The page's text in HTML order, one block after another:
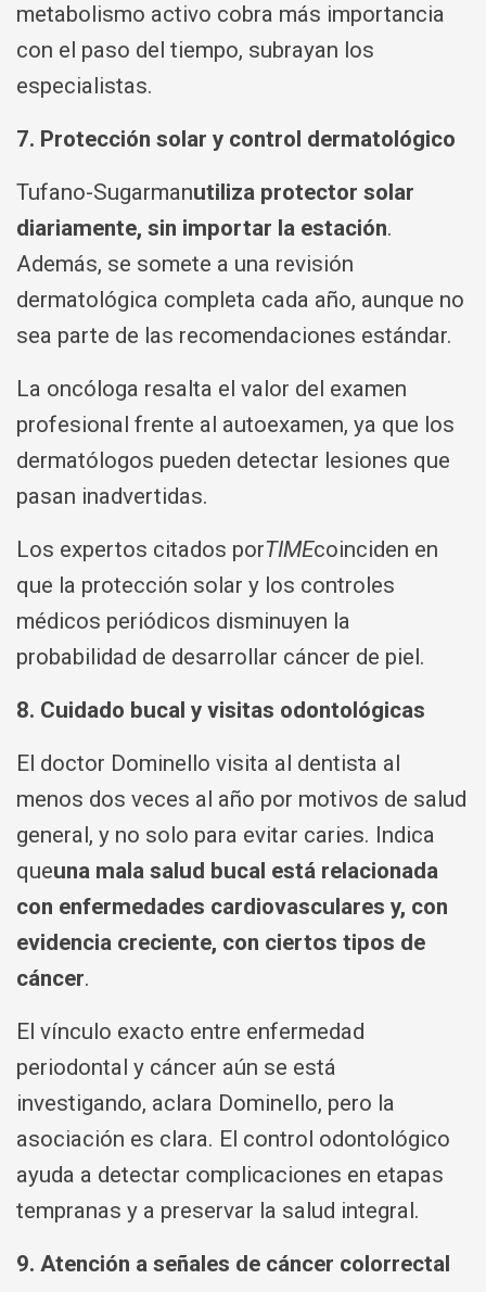
metabolismo activo cobra más importancia
con el paso del tiempo, subrayan los
especialistas.
7. Protección solar y control dermatológico
Tufano-Sugarmanutiliza protector solar
diariamente, sin importar la estación.
Además, se somete a una revisión
dermatológica completa cada año, aunque no
sea parte de las recomendaciones estándar.
La oncóloga resalta el valor del examen
profesional frente al autoexamen, ya que los
dermatólogos pueden detectar lesiones que
pasan inadvertidas.
Los expertos citados porTIMEcoinciden en
que la protección solar y los controles
médicos periódicos disminuyen la
probabilidad de desarrollar cáncer de piel.
8. Cuidado bucal y visitas odontológicas
El doctor Dominello visita al dentista al
menos dos veces al año por motivos de salud
general, y no solo para evitar caries. Indica
queuna mala salud bucal está relacionada
con enfermedades cardiovasculares y, con
evidencia creciente, con ciertos tipos de
cáncer.
El vínculo exacto entre enfermedad
periodontal y cáncer aún se está
investigando, aclara Dominello, pero la
asociación es clara. El control odontológico
ayuda a detectar complicaciones en etapas
tempranas y a preservar la salud integral.
9. Atención a señales de cáncer colorrectal